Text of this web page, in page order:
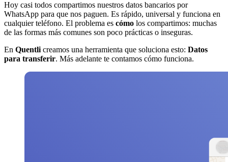
Hoy casi todos compartimos nuestros datos bancarios por
WhatsApp para que nos paguen. Es rápido, universal y funciona en
cualquier teléfono. El problema es cómo los compartimos: muchas
de las formas más comunes son poco prácticas o inseguras.
En Quentlicreamos una herramienta que soluciona esto: Datos
para transferir. Más adelante te contamos cómo funciona.